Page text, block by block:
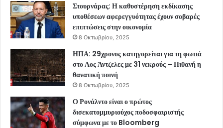
Στουρνάρας: Η καθυστέρηση εκδίκασης
υποθέσεων αφερεγγυότητας έχουν σοβαρές
επιπτώσεις στην οικονομία
8 Οκτωβρίου, 2025
ΗΠΑ: 29χρονος κατηγορείται για τη φωτιά
στο Λος Άντζελες με 31 νεκρούς – Πιθανή η
θανατική ποινή
8 Οκτωβρίου, 2025
Ο Ρονάλντο είναι ο πρώτος
δισεκατομμυριούχος ποδοσφαιριστής
σύμφωνα με το Bloomberg